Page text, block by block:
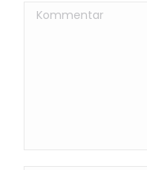
Kommentar